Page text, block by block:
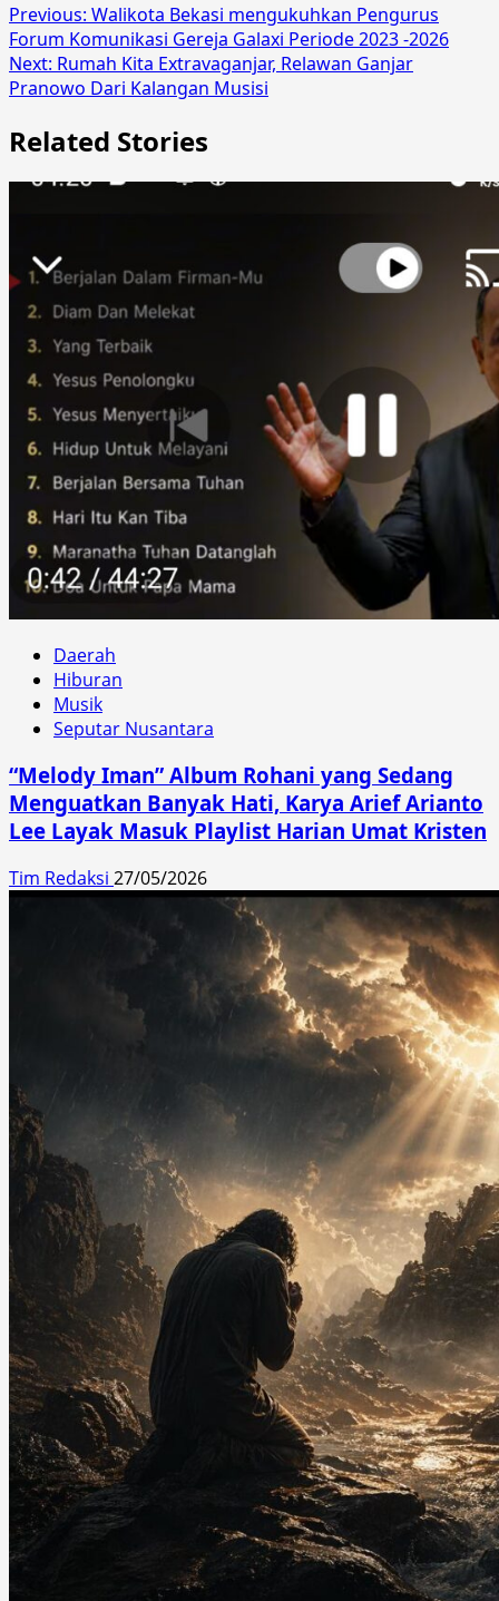
Previous: Walikota Bekasi mengukuhkan Pengurus
Forum Komunikasi Gereja Galaxi Periode 2023 -2026
Next: Rumah Kita Extravaganjar, Relawan Ganjar
Pranowo Dari Kalangan Musisi
Related Stories
Daerah
Hiburan
Musik
Seputar Nusantara
“Melody Iman” Album Rohani yang Sedang
Menguatkan Banyak Hati, Karya Arief Arianto
Lee Layak Masuk Playlist Harian Umat Kristen
Tim Redaksi 27/05/2026